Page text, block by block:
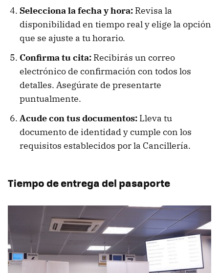
Selecciona la fecha y hora: Revisa la
disponibilidad en tiempo real y elige la opción
que se ajuste a tu horario.
Confirma tu cita: Recibirás un correo
electrónico de confirmación con todos los
detalles. Asegúrate de presentarte
puntualmente.
Acude con tus documentos: Lleva tu
documento de identidad y cumple con los
requisitos establecidos por la Cancillería.
Tiempo de entrega del pasaporte